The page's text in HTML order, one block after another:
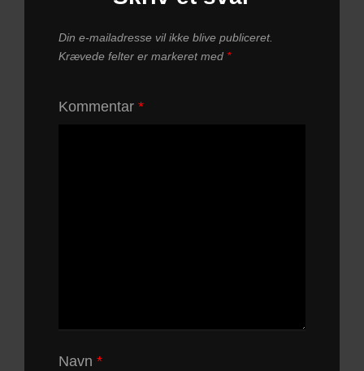
Din e-mailadresse vil ikke blive publiceret.
Krævede felter er markeret med *
Kommentar *
Navn *